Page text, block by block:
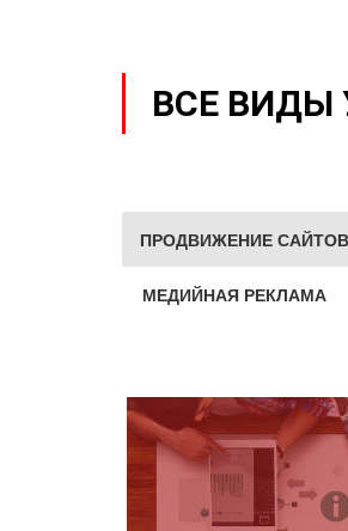
ВСЕ ВИДЫ
ПРОДВИЖЕНИЕ САЙТОВ
МЕДИЙНАЯ РЕКЛАМА